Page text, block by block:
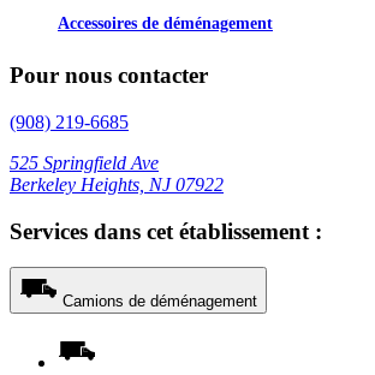
Accessoires de déménagement
Pour nous contacter
(908) 219-6685
525 Springfield Ave
Berkeley Heights, NJ 07922
Services dans cet établissement :
Camions de déménagement